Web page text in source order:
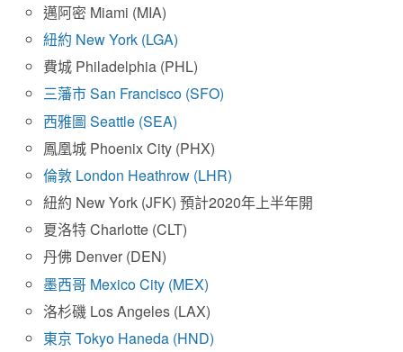
邁阿密 Miami (MIA)
紐約 New York (LGA)
費城 Philadelphia (PHL)
三藩市 San Francisco (SFO)
西雅圖 Seattle (SEA)
鳳凰城 Phoenix City (PHX)
倫敦 London Heathrow (LHR)
紐約 New York (JFK) 預計2020年上半年開
夏洛特 Charlotte (CLT)
丹佛 Denver (DEN)
墨西哥 Mexico City (MEX)
洛杉磯 Los Angeles (LAX)
東京 Tokyo Haneda (HND)